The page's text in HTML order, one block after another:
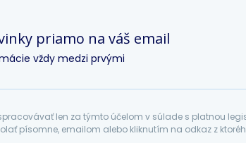
priamo na váš email
vždy medzi prvými
len za týmto účelom v súlade s platnou
písomne, emailom alebo kliknutím na odkaz z